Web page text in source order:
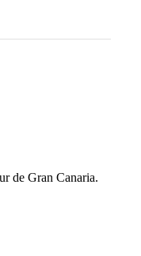
de Gran Canaria.